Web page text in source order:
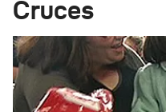
Cruces